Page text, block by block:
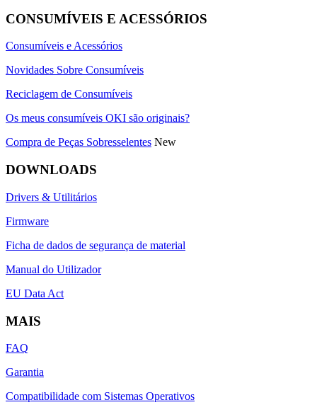
CONSUMÍVEIS E ACESSÓRIOS
Consumíveis e Acessórios
Novidades Sobre Consumíveis
Reciclagem de Consumíveis
Os meus consumíveis OKI são originais?
Compra de Peças Sobresselentes New
DOWNLOADS
Drivers & Utilitários
Firmware
Ficha de dados de segurança de material
Manual do Utilizador
EU Data Act
MAIS
FAQ
Garantia
Compatibilidade com Sistemas Operativos